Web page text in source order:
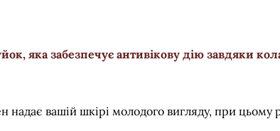
яка забезпечує антивікову дію завдяки
надає вашій шкірі молодого вигляду, при